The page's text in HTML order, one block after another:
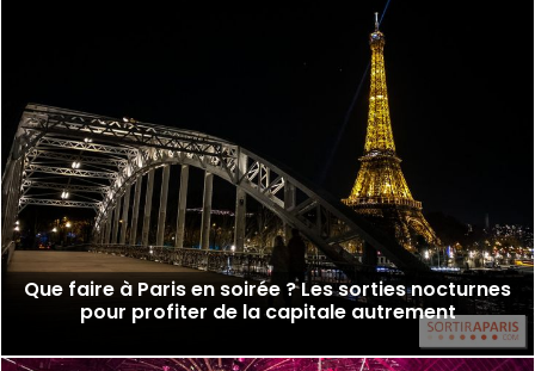
Que faire à Paris en soirée ? Les sorties nocturnes
pour profiter de la capitale autrement